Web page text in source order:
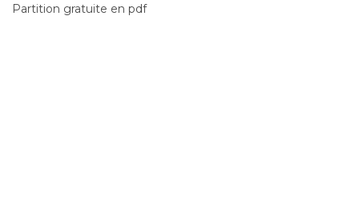
Partition gratuite en pdf